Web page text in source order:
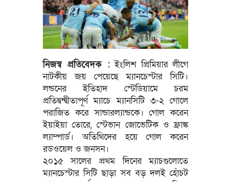
নিজস্ব প্রতিবেদক :ইংলিশ প্রিমিয়ার লীগে
নাটকীয় জয় পেয়েছে ম্যানচেস্টার সিটি।
লন্ডনের ইতিহাদ স্টেডিয়ামে চরম
প্রতিদ্বন্দ্বীতাপূর্ণ ম্যাচে ম্যানসিটি ৩-২ গোলে
পরাজিত করে সান্ডারল্যান্ডকে। গোল করেন
ইয়াইয়া তোরে, স্টেভান জোভেটিক ও ফ্রাঙ্ক
ল্যাম্পার্ড। অতিথিদের হয়ে গোল করেন
রডওয়েল ও জনসন।
২০১৫ সালের প্রথম দিনের ম্যাচগুলোতে
ম্যানচেস্টার সিটি ছাড়া সব বড় দলই হোঁচট